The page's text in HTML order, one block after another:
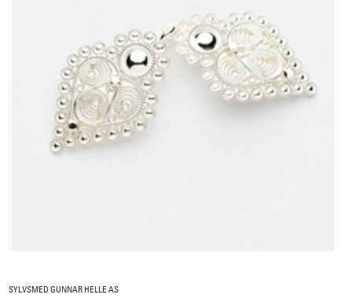
SYLVSMED GUNNAR HELLE AS